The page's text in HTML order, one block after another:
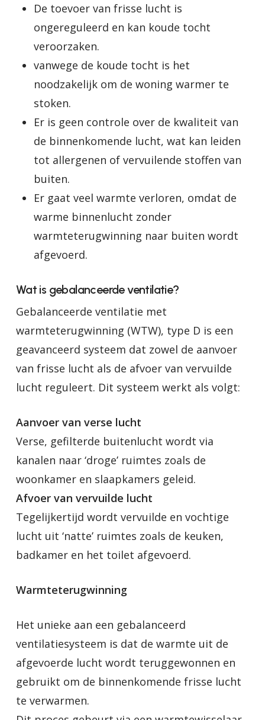
De toevoer van frisse lucht is
ongereguleerd en kan koude tocht
veroorzaken.
vanwege de koude tocht is het
noodzakelijk om de woning warmer te
stoken.
Er is geen controle over de kwaliteit van
de binnenkomende lucht, wat kan leiden
tot allergenen of vervuilende stoffen van
buiten.
Er gaat veel warmte verloren, omdat de
warme binnenlucht zonder
warmteterugwinning naar buiten wordt
afgevoerd.
Wat is gebalanceerde ventilatie?
Gebalanceerde ventilatie met
warmteterugwinning (WTW), type D is een
geavanceerd systeem dat zowel de aanvoer
van frisse lucht als de afvoer van vervuilde
lucht reguleert. Dit systeem werkt als volgt:
Aanvoer van verse lucht
Verse, gefilterde buitenlucht wordt via
kanalen naar ‘droge’ ruimtes zoals de
woonkamer en slaapkamers geleid.
Afvoer van vervuilde lucht
Tegelijkertijd wordt vervuilde en vochtige
lucht uit ‘natte’ ruimtes zoals de keuken,
badkamer en het toilet afgevoerd.
Warmteterugwinning
Het unieke aan een gebalanceerd
ventilatiesysteem is dat de warmte uit de
afgevoerde lucht wordt teruggewonnen en
gebruikt om de binnenkomende frisse lucht
te verwarmen.